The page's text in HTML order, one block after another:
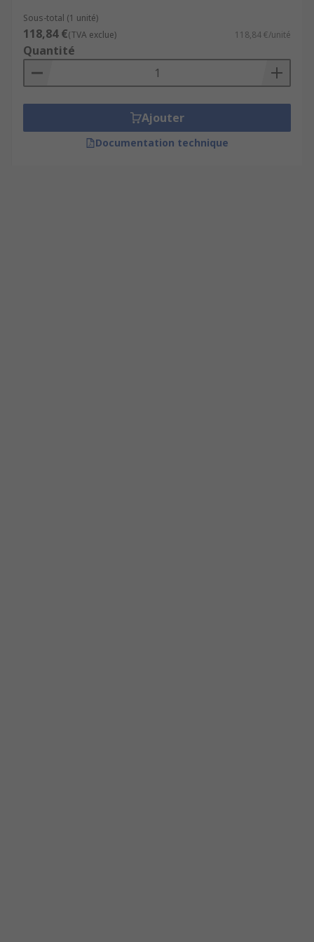
Sous-total (1 unité)
118,84 €(TVA exclue) 118,84 €/unité
Quantité
Ajouter
Documentation technique